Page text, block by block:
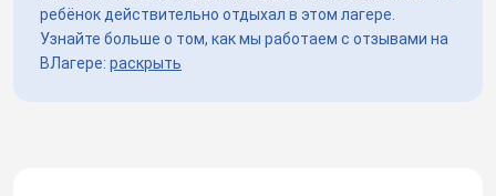
ребёнок действительно отдыхал в этом лагере.
Узнайте больше о том, как мы работаем с отзывами на
ВЛагере: раскрыть